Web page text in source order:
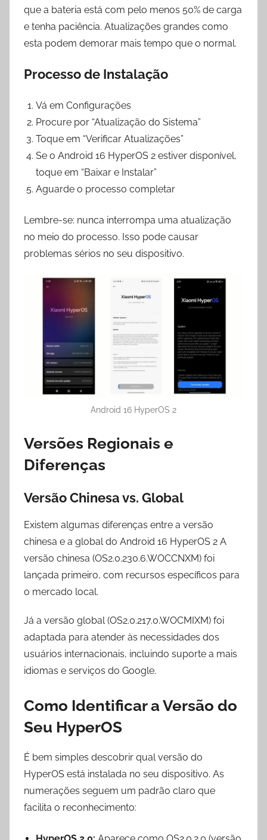
que a bateria está com pelo menos 50% de carga
e tenha paciência. Atualizações grandes como
esta podem demorar mais tempo que o normal.
Processo de Instalação
Vá em Configurações
Procure por “Atualização do Sistema”
Toque em “Verificar Atualizações”
Se o Android 16 HyperOS 2 estiver disponível,
toque em “Baixar e Instalar”
Aguarde o processo completar
Lembre-se: nunca interrompa uma atualização
no meio do processo. Isso pode causar
problemas sérios no seu dispositivo.
Android 16 HyperOS 2
Versões Regionais e
Diferenças
Versão Chinesa vs. Global
Existem algumas diferenças entre a versão
chinesa e a global do Android 16 HyperOS 2 A
versão chinesa (OS2.0.230.6.WOCCNXM) foi
lançada primeiro, com recursos específicos para
o mercado local.
Já a versão global (OS2.0.217.0.WOCMIXM) foi
adaptada para atender às necessidades dos
usuários internacionais, incluindo suporte a mais
idiomas e serviços do Google.
Como Identificar a Versão do
Seu HyperOS
É bem simples descobrir qual versão do
HyperOS está instalada no seu dispositivo. As
numerações seguem um padrão claro que
facilita o reconhecimento: